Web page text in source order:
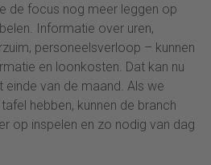
de focus nog meer leggen op
Informatie over uren,
personeelsverloop – kunnen
en loonkosten. Dat kan nu
van de maand. Als we
hebben, kunnen de branch
op inspelen en zo nodig van dag